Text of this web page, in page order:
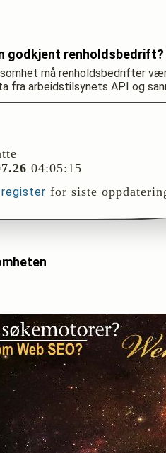
godkjent renholdsbedrift?
må renholdsbedrifter
fra arbeidstilsynets API og
04:05:15
for siste